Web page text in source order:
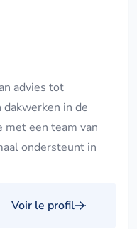
advies tot
in de
met een team van
ondersteunt in
Voir le profil